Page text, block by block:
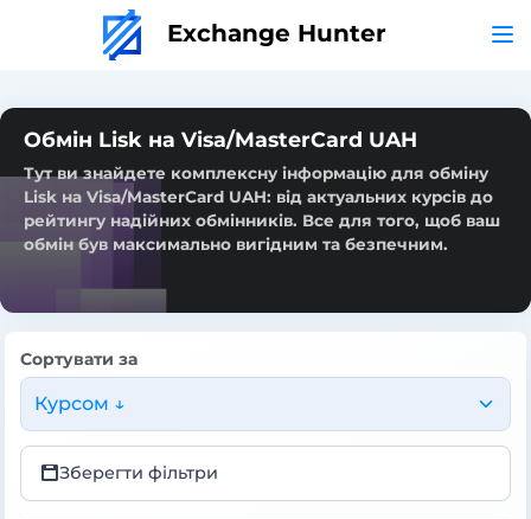
Exchange Hunter
Обмін Lisk на Visa/MasterCard UAH
Тут ви знайдете комплексну інформацію для обміну
Lisk на Visa/MasterCard UAH: від актуальних курсів до
рейтингу надійних обмінників. Все для того, щоб ваш
обмін був максимально вигідним та безпечним.
Сортувати за
Курсом ↓
Зберегти фільтри